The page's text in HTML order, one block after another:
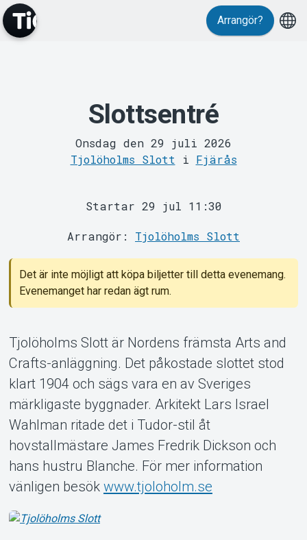
MyTickster
Support
Om Tickster
Arrangör?
Slottsentré
Onsdag den 29 juli 2026
Tjolöholms Slott i Fjärås
Startar 29 jul 11:30
Arrangör: Tjolöholms Slott
Det är inte möjligt att köpa biljetter till detta evenemang.
Evenemanget har redan ägt rum.
Tjolöholms Slott är Nordens främsta Arts and
Crafts-anläggning. Det påkostade slottet stod
klart 1904 och sägs vara en av Sveriges
märkligaste byggnader. Arkitekt Lars Israel
Wahlman ritade det i Tudor-stil åt
hovstallmästare James Fredrik Dickson och
hans hustru Blanche. För mer information
vänligen besök www.tjoloholm.se